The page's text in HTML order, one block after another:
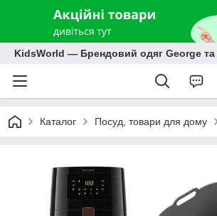
KidsWorld — Брендовий одяг George та
Каталог Посуд, товари для дому